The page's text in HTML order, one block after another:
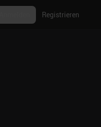
Registrieren